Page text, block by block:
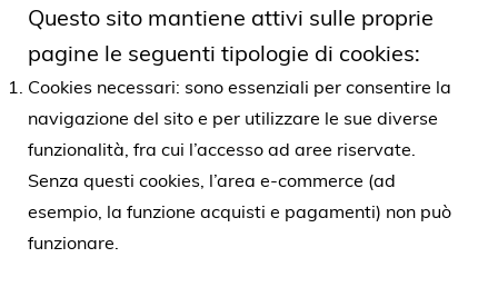
Questo sito mantiene attivi sulle proprie
pagine le seguenti tipologie di cookies:
Cookies necessari: sono essenziali per consentire la
navigazione del sito e per utilizzare le sue diverse
funzionalità, fra cui l’accesso ad aree riservate.
Senza questi cookies, l’area e-commerce (ad
esempio, la funzione acquisti e pagamenti) non può
funzionare.